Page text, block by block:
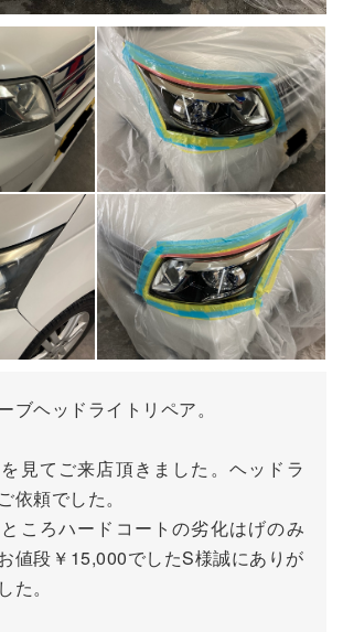
ブヘッドライトリペア。
見てご来店頂きました。ヘッドラ
依頼でした。
ころハードコートの劣化はげのみ
値段￥15,000でしたS様誠にありが
た。